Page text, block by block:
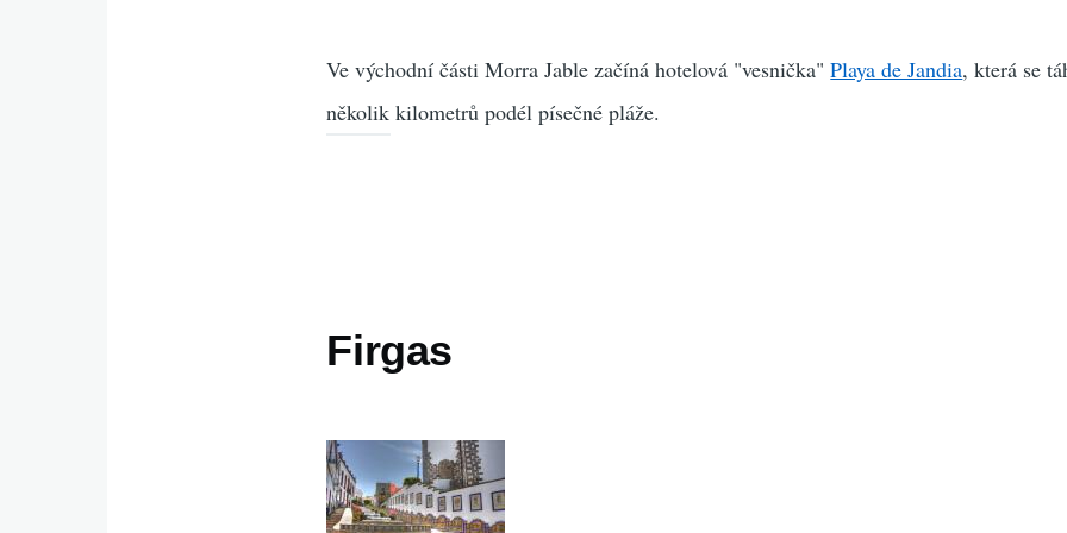
Ve východní části Morra Jable začíná hotelová "vesnička"Playa de Jandia, která se
několik kilometrů podél písečné pláže.
Firgas